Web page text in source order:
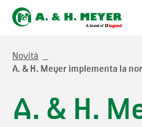
Novità
A. & H. Meyer implementa la
A. & H.